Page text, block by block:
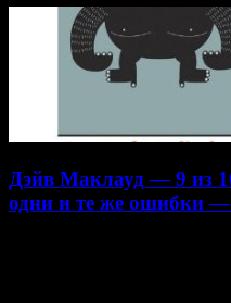
Дэйв Маклауд — 9 из
одни и те же ошибки —